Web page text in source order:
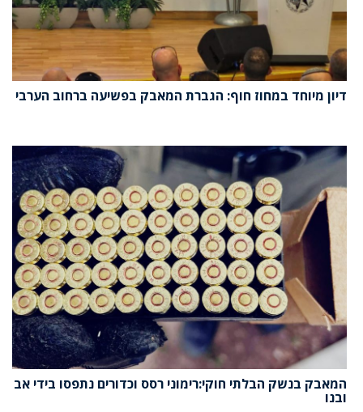
דיון מיוחד במחוז חוף: הגברת המאבק בפשיעה ברחוב הערבי
המאבק בנשק הבלתי חוקי:רימוני רסס וכדורים נתפסו בידי אב
ובנו